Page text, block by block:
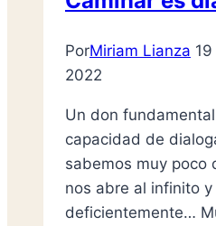
PorMiriam Lianza
2022
Un don
capacidad de
sabemos muy poco
nos abre al infinito y
deficientemente…